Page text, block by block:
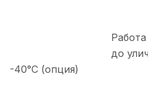
Работа в
до уличной
-40°С